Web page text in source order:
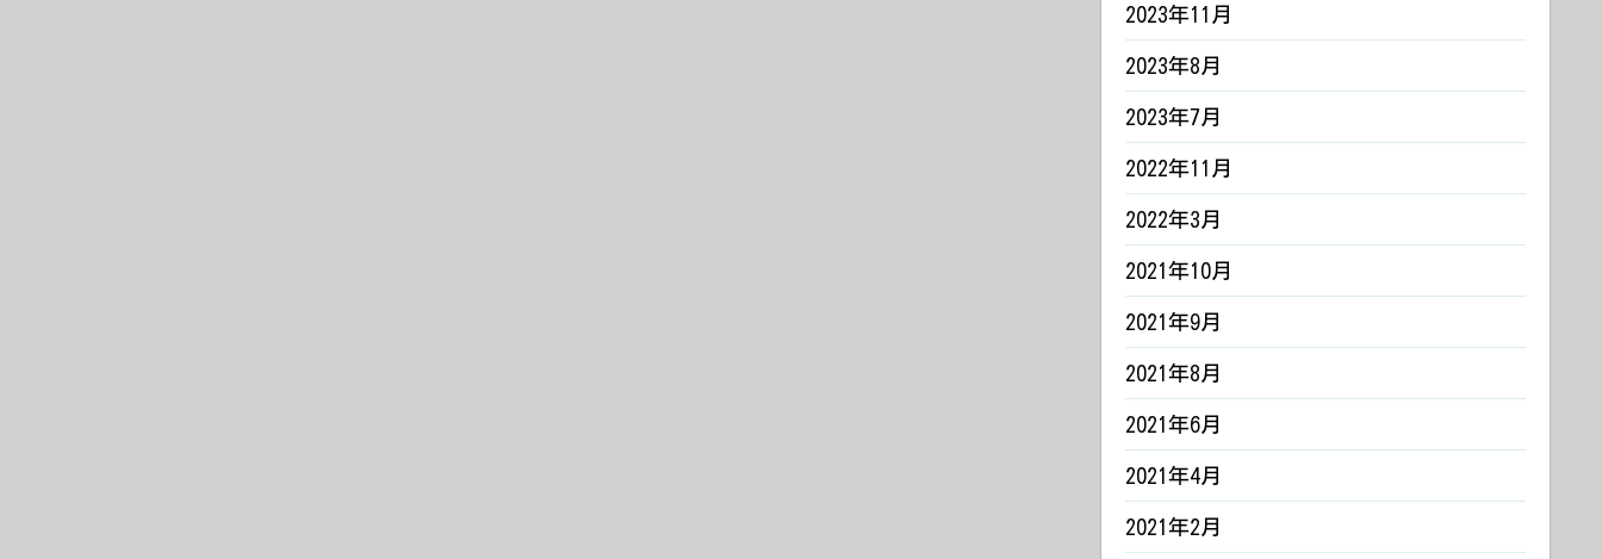
2023年11月
2023年8月
2023年7月
2022年11月
2022年3月
2021年10月
2021年9月
2021年8月
2021年6月
2021年4月
2021年2月